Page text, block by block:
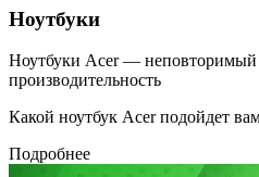
Ноутбуки
Ноутбуки Acer — неповторимый
производительность
Какой ноутбук Acer подойдет
Подробнее